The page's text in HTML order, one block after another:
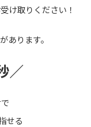
け取りください！
あります。
／
せる